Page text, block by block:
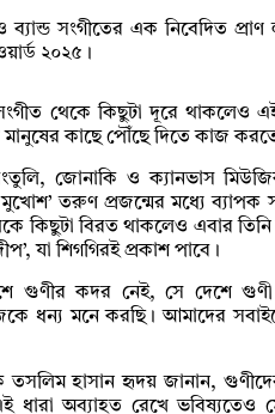
ব্যান্ড সংগীতের এক নিবেদিত
২০২৫।
থেকে কিছুটা দূরে থাকলেও
কাছে পৌঁছে দিতে কাজ
জোনাকি ও ক্যানভাস
তরুণ প্রজন্মের মধ্যে ব্যাপক
কিছুটা বিরত থাকলেও এবার
যা শিগগিরই প্রকাশ পাবে।
গুণীর কদর নেই, সে দেশে
ধন্য মনে করছি। আমাদের
তসলিম হাসান হৃদয় জানান,
ধারা অব্যাহত রেখে ভবিষ্যতেও